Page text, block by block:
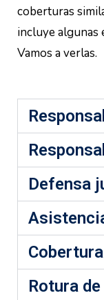
coberturas
incluye algunas
Vamos a verlas.
Defensa
Rotura